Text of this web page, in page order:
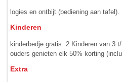
logies en ontbijt (bediening aan tafel).
Kinderen
kinderbedje gratis. 2 Kinderen van 3
ouders genieten elk 50% korting
Extra